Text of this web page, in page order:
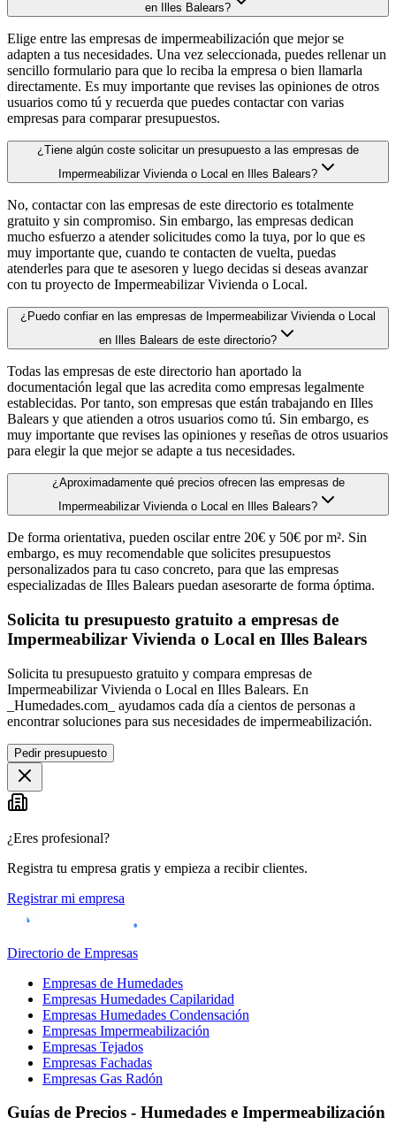
en Illes Balears?
Elige entre las empresas de impermeabilización que mejor se
adapten a tus necesidades. Una vez seleccionada, puedes rellenar un
sencillo formulario para que lo reciba la empresa o bien llamarla
directamente. Es muy importante que revises las opiniones de otros
usuarios como tú y recuerda que puedes contactar con varias
empresas para comparar presupuestos.
¿Tiene algún coste solicitar un presupuesto a las empresas de
Impermeabilizar Vivienda o Local en Illes Balears?
No, contactar con las empresas de este directorio es totalmente
gratuito y sin compromiso. Sin embargo, las empresas dedican
mucho esfuerzo a atender solicitudes como la tuya, por lo que es
muy importante que, cuando te contacten de vuelta, puedas
atenderles para que te asesoren y luego decidas si deseas avanzar
con tu proyecto de Impermeabilizar Vivienda o Local.
¿Puedo confiar en las empresas de Impermeabilizar Vivienda o Local
en Illes Balears de este directorio?
Todas las empresas de este directorio han aportado la
documentación legal que las acredita como empresas legalmente
establecidas. Por tanto, son empresas que están trabajando en Illes
Balears y que atienden a otros usuarios como tú. Sin embargo, es
muy importante que revises las opiniones y reseñas de otros usuarios
para elegir la que mejor se adapte a tus necesidades.
¿Aproximadamente qué precios ofrecen las empresas de
Impermeabilizar Vivienda o Local en Illes Balears?
De forma orientativa, pueden oscilar entre 20€ y 50€ por m². Sin
embargo, es muy recomendable que solicites presupuestos
personalizados para tu caso concreto, para que las empresas
especializadas de Illes Balears puedan asesorarte de forma óptima.
Solicita tu presupuesto gratuito a empresas de
Impermeabilizar Vivienda o Local en Illes Balears
Solicita tu presupuesto gratuito y compara empresas de
Impermeabilizar Vivienda o Local en Illes Balears. En
_Humedades.com_ ayudamos cada día a cientos de personas a
encontrar soluciones para sus necesidades de impermeabilización.
Pedir presupuesto
¿Eres profesional?
Registra tu empresa gratis y empieza a recibir clientes.
Registrar mi empresa
Directorio de Empresas
Empresas de Humedades
Empresas Humedades Capilaridad
Empresas Humedades Condensación
Empresas Impermeabilización
Empresas Tejados
Empresas Fachadas
Empresas Gas Radón
Guías de Precios - Humedades e Impermeabilización